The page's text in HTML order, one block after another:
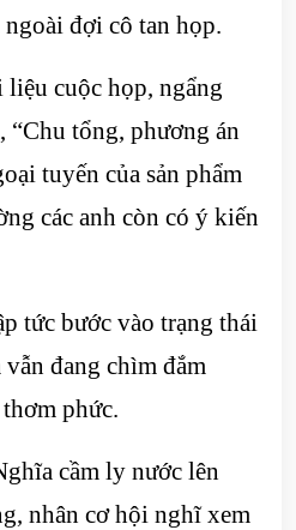
đợi cô tan họp.
cuộc họp, ngẩng
tổng, phương án
tuyến của sản phẩm
các anh còn có ý kiến
tức bước vào trạng thái
đang chìm đắm
phức.
cầm ly nước lên
nhân cơ hội nghĩ xem